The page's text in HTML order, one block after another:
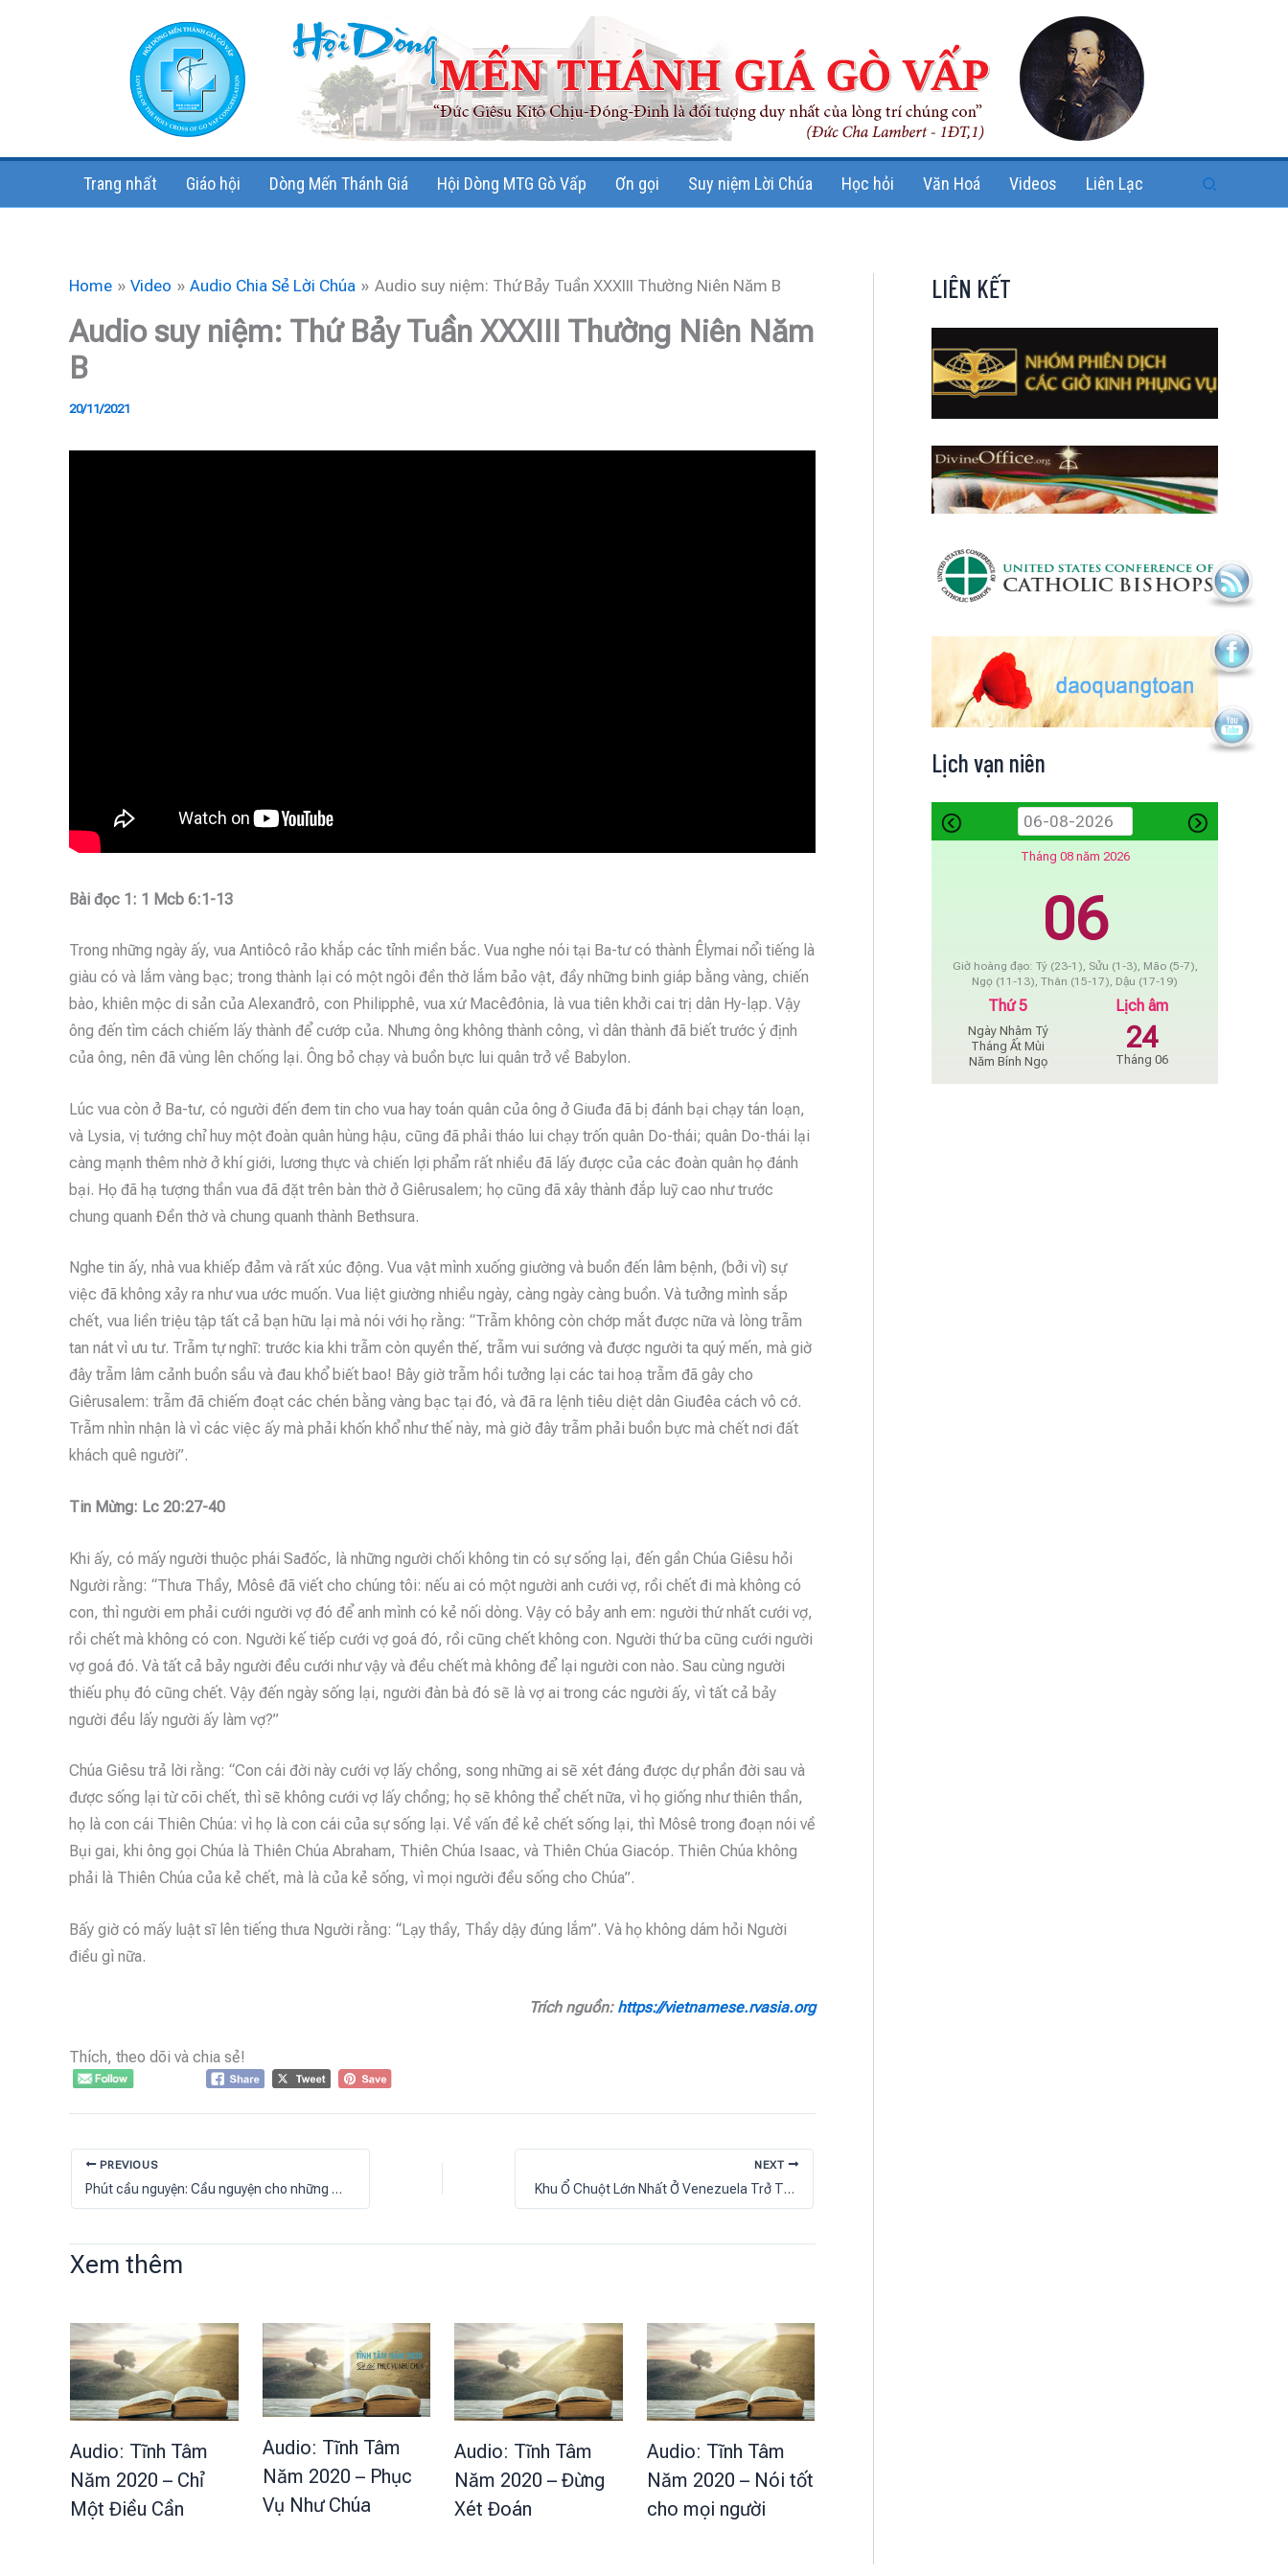
Trang nhất Giáo hội Dòng Mến Thánh Giá Hội Dòng MTG Gò Vấp Ơn gọi Suy niệm Lời Chúa Học hỏi Văn Hoá Videos Liên Lạc Search
Home Video Audio Chia Sẻ Lời Chúa Audio suy niệm: Thứ Bảy Tuần XXXIII Thường Niên Năm B
Audio suy niệm: Thứ Bảy Tuần XXXIII Thường Niên Năm
B
20/11/2021
Bài đọc 1: 1 Mcb 6:1-13
Trong những ngày ấy, vua Antiôcô rảo khắp các tỉnh miền bắc. Vua nghe nói tại Ba-tư có thành Êlymai nổi tiếng là
giàu có và lắm vàng bạc; trong thành lại có một ngôi đền thờ lắm bảo vật, đầy những binh giáp bằng vàng, chiến
bào, khiên mộc di sản của Alexanđrô, con Philipphê, vua xứ Macêđônia, là vua tiên khởi cai trị dân Hy-lạp. Vậy
ông đến tìm cách chiếm lấy thành để cướp của. Nhưng ông không thành công, vì dân thành đã biết trước ý định
của ông, nên đã vùng lên chống lại. Ông bỏ chạy và buồn bực lui quân trở về Babylon.
Lúc vua còn ở Ba-tư, có người đến đem tin cho vua hay toán quân của ông ở Giuđa đã bị đánh bại chạy tán loạn,
và Lysia, vị tướng chỉ huy một đoàn quân hùng hậu, cũng đã phải tháo lui chạy trốn quân Do-thái; quân Do-thái lại
càng mạnh thêm nhờ ở khí giới, lương thực và chiến lợi phẩm rất nhiều đã lấy được của các đoàn quân họ đánh
bại. Họ đã hạ tượng thần vua đã đặt trên bàn thờ ở Giêrusalem; họ cũng đã xây thành đắp luỹ cao như trước
chung quanh Đền thờ và chung quanh thành Bethsura.
Nghe tin ấy, nhà vua khiếp đảm và rất xúc động. Vua vật mình xuống giường và buồn đến lâm bệnh, (bởi vì) sự
việc đã không xảy ra như vua ước muốn. Vua liệt giường nhiều ngày, càng ngày càng buồn. Và tưởng mình sắp
chết, vua liền triệu tập tất cả bạn hữu lại mà nói với họ rằng: “Trẫm không còn chớp mắt được nữa và lòng trẫm
tan nát vì ưu tư. Trẫm tự nghĩ: trước kia khi trẫm còn quyền thế, trẫm vui sướng và được người ta quý mến, mà giờ
đây trẫm lâm cảnh buồn sầu và đau khổ biết bao! Bây giờ trẫm hồi tưởng lại các tai hoạ trẫm đã gây cho
Giêrusalem: trẫm đã chiếm đoạt các chén bằng vàng bạc tại đó, và đã ra lệnh tiêu diệt dân Giuđêa cách vô cớ.
Trẫm nhìn nhận là vì các việc ấy mà phải khốn khổ như thế này, mà giờ đây trẫm phải buồn bực mà chết nơi đất
khách quê người”.
Tin Mừng: Lc 20:27-40
Khi ấy, có mấy người thuộc phái Sađốc, là những người chối không tin có sự sống lại, đến gần Chúa Giêsu hỏi
Người rằng: “Thưa Thầy, Môsê đã viết cho chúng tôi: nếu ai có một người anh cưới vợ, rồi chết đi mà không có
con, thì người em phải cưới người vợ đó để anh mình có kẻ nối dòng. Vậy có bảy anh em: người thứ nhất cưới vợ,
rồi chết mà không có con. Người kế tiếp cưới vợ goá đó, rồi cũng chết không con. Người thứ ba cũng cưới người
vợ goá đó. Và tất cả bảy người đều cưới như vậy và đều chết mà không để lại người con nào. Sau cùng người
thiếu phụ đó cũng chết. Vậy đến ngày sống lại, người đàn bà đó sẽ là vợ ai trong các người ấy, vì tất cả bảy
người đều lấy người ấy làm vợ?”
Chúa Giêsu trả lời rằng: “Con cái đời này cưới vợ lấy chồng, song những ai sẽ xét đáng được dự phần đời sau và
được sống lại từ cõi chết, thì sẽ không cưới vợ lấy chồng; họ sẽ không thể chết nữa, vì họ giống như thiên thần,
họ là con cái Thiên Chúa: vì họ là con cái của sự sống lại. Về vấn đề kẻ chết sống lại, thì Môsê trong đoạn nói về
Bụi gai, khi ông gọi Chúa là Thiên Chúa Abraham, Thiên Chúa Isaac, và Thiên Chúa Giacóp. Thiên Chúa không
phải là Thiên Chúa của kẻ chết, mà là của kẻ sống, vì mọi người đều sống cho Chúa”.
Bấy giờ có mấy luật sĩ lên tiếng thưa Người rằng: “Lạy thầy, Thầy dậy đúng lắm”. Và họ không dám hỏi Người
điều gì nữa.
Trích nguồn: https://vietnamese.rvasia.org
Thích, theo dõi và chia sẻ!
PREVIOUS
Phút cầu nguyện: Cầu nguyện cho những người qua đời vì đại dịch
NEXT
Khu Ổ Chuột Lớn Nhất Ở Venezuela Trở Thành Một Giáo Phận
Xem thêm
Audio: Tĩnh Tâm
Năm 2020 – Chỉ
Một Điều Cần
Audio: Tĩnh Tâm
Năm 2020 – Phục
Vụ Như Chúa
Audio: Tĩnh Tâm
Năm 2020 – Đừng
Xét Đoán
Audio: Tĩnh Tâm
Năm 2020 – Nói tốt
cho mọi người
LIÊN KẾT
Lịch vạn niên
Tháng 08 năm 2026
06
Giờ hoàng đạo: Tý (23-1), Sửu (1-3), Mão (5-7),
Ngọ (11-13), Thân (15-17), Dậu (17-19)
Thứ 5
Ngày Nhâm Tý
Tháng Ất Mùi
Năm Bính Ngọ
Lịch âm
24
Tháng 06